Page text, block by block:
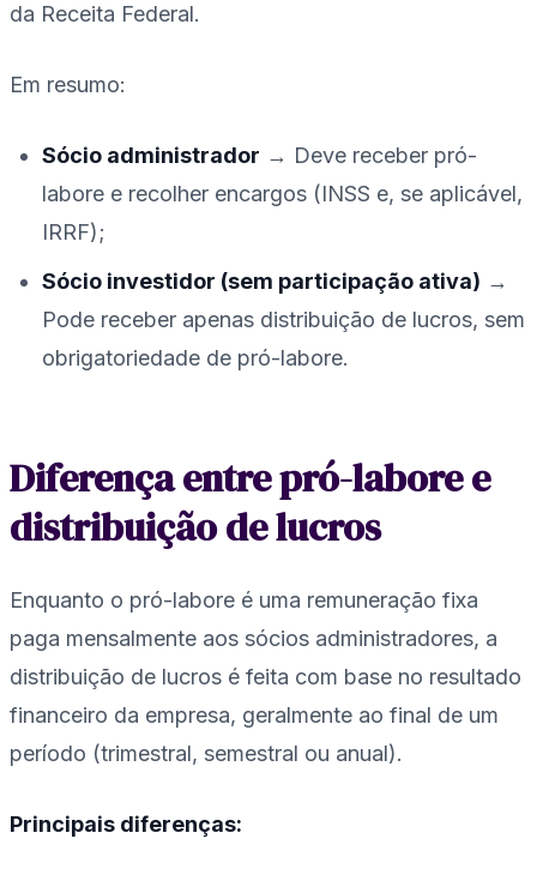
da Receita Federal.
Em resumo:
Sócio administrador → Deve receber pró-
labore e recolher encargos (INSS e, se aplicável,
IRRF);
Sócio investidor (sem participação ativa) →
Pode receber apenas distribuição de lucros, sem
obrigatoriedade de pró-labore.
Diferença entre pró-labore e
distribuição de lucros
Enquanto o pró-labore é uma remuneração fixa
paga mensalmente aos sócios administradores, a
distribuição de lucros é feita com base no resultado
financeiro da empresa, geralmente ao final de um
período (trimestral, semestral ou anual).
Principais diferenças: